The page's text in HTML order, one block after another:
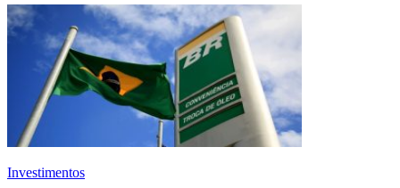
Investimentos